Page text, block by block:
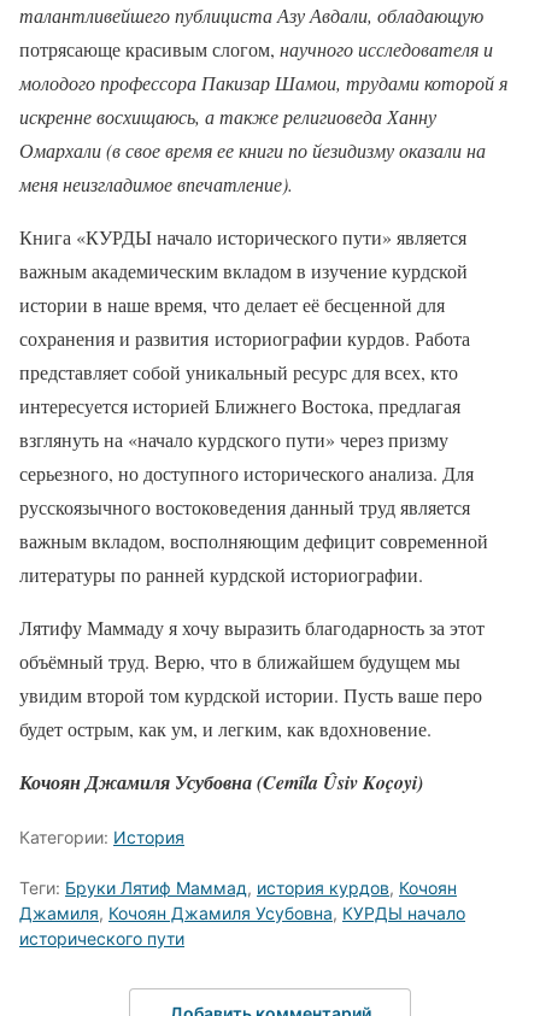
талантливейшего публициста Азу Авдали, обладающую
потрясающе красивым слогом, научного исследователя и
молодого профессора Пакизар Шамои, трудами которой я
искренне восхищаюсь, а также религиоведа Ханну
Омархали (в свое время ее книги по йезидизму оказали на
меня неизгладимое впечатление).
Книга «КУРДЫ начало исторического пути» является
важным академическим вкладом в изучение курдской
истории в наше время, что делает её бесценной для
сохранения и развития историографии курдов. Работа
представляет собой уникальный ресурс для всех, кто
интересуется историей Ближнего Востока, предлагая
взглянуть на «начало курдского пути» через призму
серьезного, но доступного исторического анализа. Для
русскоязычного востоковедения данный труд является
важным вкладом, восполняющим дефицит современной
литературы по ранней курдской историографии.
Лятифу Маммаду я хочу выразить благодарность за этот
объёмный труд. Верю, что в ближайшем будущем мы
увидим второй том курдской истории. Пусть ваше перо
будет острым, как ум, и легким, как вдохновение.
Кочоян Джамиля Усубовна (Cemîla Ûsiv Koçoyi)
Категории: История
Теги: Бруки Лятиф Маммад, история курдов, Кочоян
Джамиля, Кочоян Джамиля Усубовна, КУРДЫ начало
исторического пути